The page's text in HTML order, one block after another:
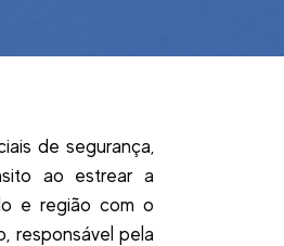
de segurança,
ao estrear a
e região com o
responsável pela